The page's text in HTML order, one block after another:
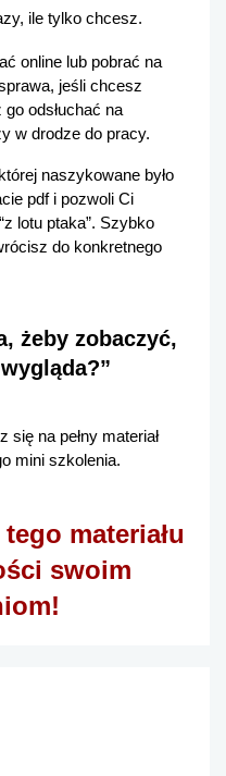
ile tylko chcesz.
online lub pobrać na
jeśli chcesz
odsłuchać na
w drodze do pracy.
naszykowane było
pdf i pozwoli Ci
lotu ptaka”. Szybko
do konkretnego
żeby zobaczyć,
na pełny materiał
mini szkolenia.
materiału
swoim